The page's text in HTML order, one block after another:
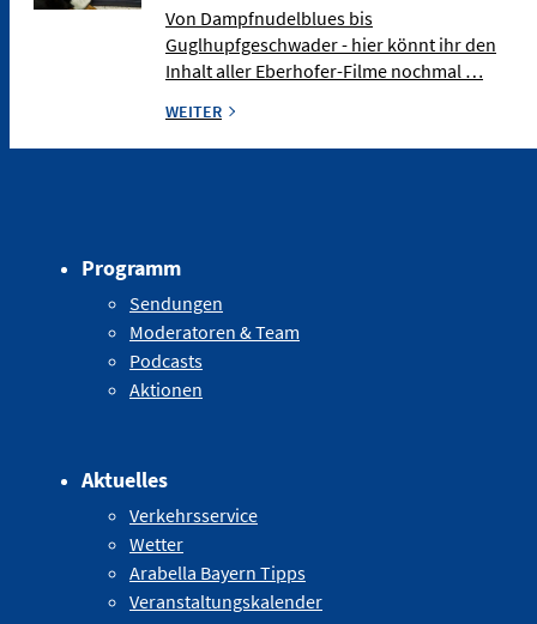
Von Dampfnudelblues bis
Guglhupfgeschwader - hier könnt ihr den
Inhalt aller Eberhofer-Filme nochmal …
WEITER
Programm
Sendungen
Moderatoren & Team
Podcasts
Aktionen
Aktuelles
Verkehrsservice
Wetter
Arabella Bayern Tipps
Veranstaltungskalender